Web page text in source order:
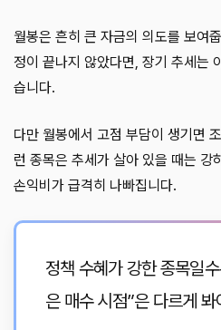
월봉은 흔히 큰 자금의 의도를 보여
정이 끝나지 않았다면, 장기 추세는
습니다.
다만 월봉에서 고점 부담이 생기면
런 종목은 추세가 살아 있을 때는 강
손익비가 급격히 나빠집니다.
정책 수혜가 강한 종목일
은 매수 시점”은 다르게